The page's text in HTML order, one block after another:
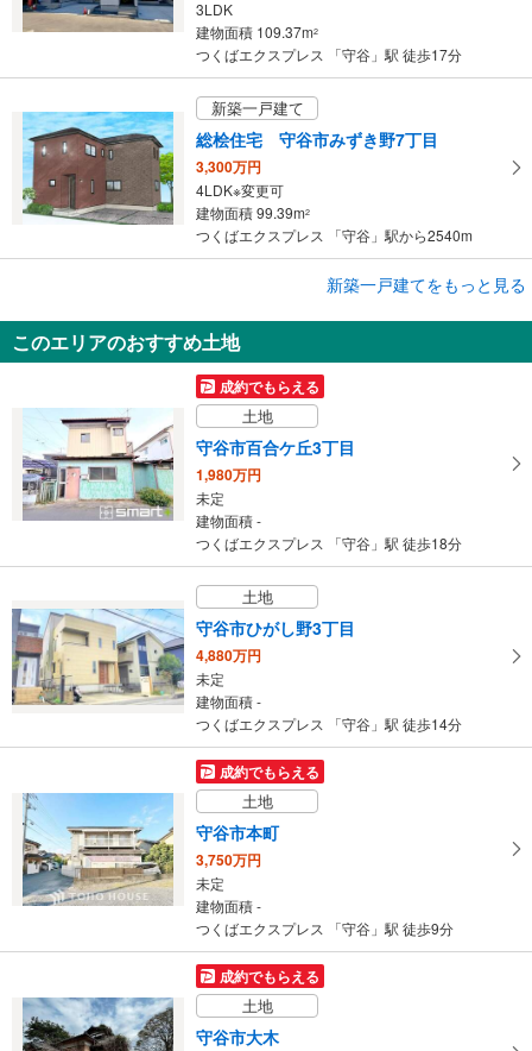
3LDK
建物面積 109.37m2
つくばエクスプレス 「守谷」駅 徒歩17分
新築一戸建て
総桧住宅 守谷市みずき野7丁目
3,300万円
4LDK※変更可
建物面積 99.39m2
つくばエクスプレス 「守谷」駅から2540m
【大和ハウス】セキュレア守谷百合ヶ丘2丁目 ～Happiness Garden～（鉄骨）（分譲住宅）
6,280万円
3LDK（12号地）
建物面積 100.37m2
つくばエクスプレス 「守谷」駅 徒歩14分
新築一戸建てをもっと見る
このエリアのおすすめ土地
成約でもらえる
土地
守谷市百合ケ丘3丁目
1,980万円
未定
建物面積 -
つくばエクスプレス 「守谷」駅 徒歩18分
土地
守谷市ひがし野3丁目
4,880万円
未定
建物面積 -
つくばエクスプレス 「守谷」駅 徒歩14分
成約でもらえる
土地
守谷市本町
3,750万円
未定
建物面積 -
つくばエクスプレス 「守谷」駅 徒歩9分
成約でもらえる
土地
守谷市大木